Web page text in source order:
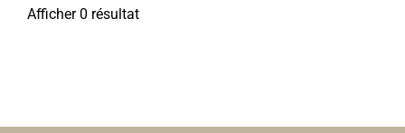
Afficher 0 résultat